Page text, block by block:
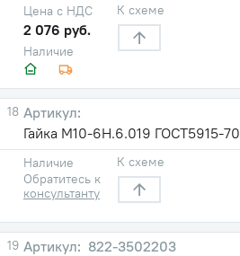
Наличие
Цена с НДС
2 076 руб.
К схеме
18
Гайка М10-6Н.6.019 ГОСТ5915-70
Наличие
Обратитесь к
консультанту
К схеме
19
822-3502203